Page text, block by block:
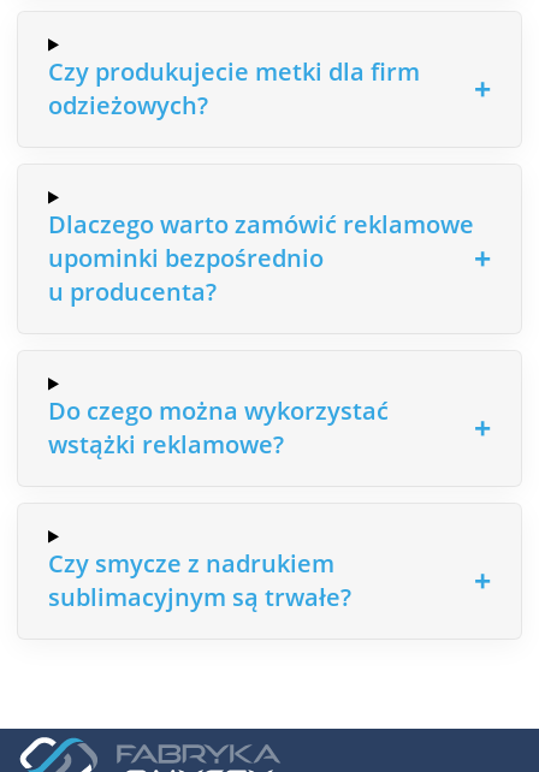
Czy produkujecie metki dla firm
odzieżowych?
Dlaczego warto zamówić reklamowe
upominki bezpośrednio
u producenta?
Do czego można wykorzystać
wstążki reklamowe?
Czy smycze z nadrukiem
sublimacyjnym są trwałe?